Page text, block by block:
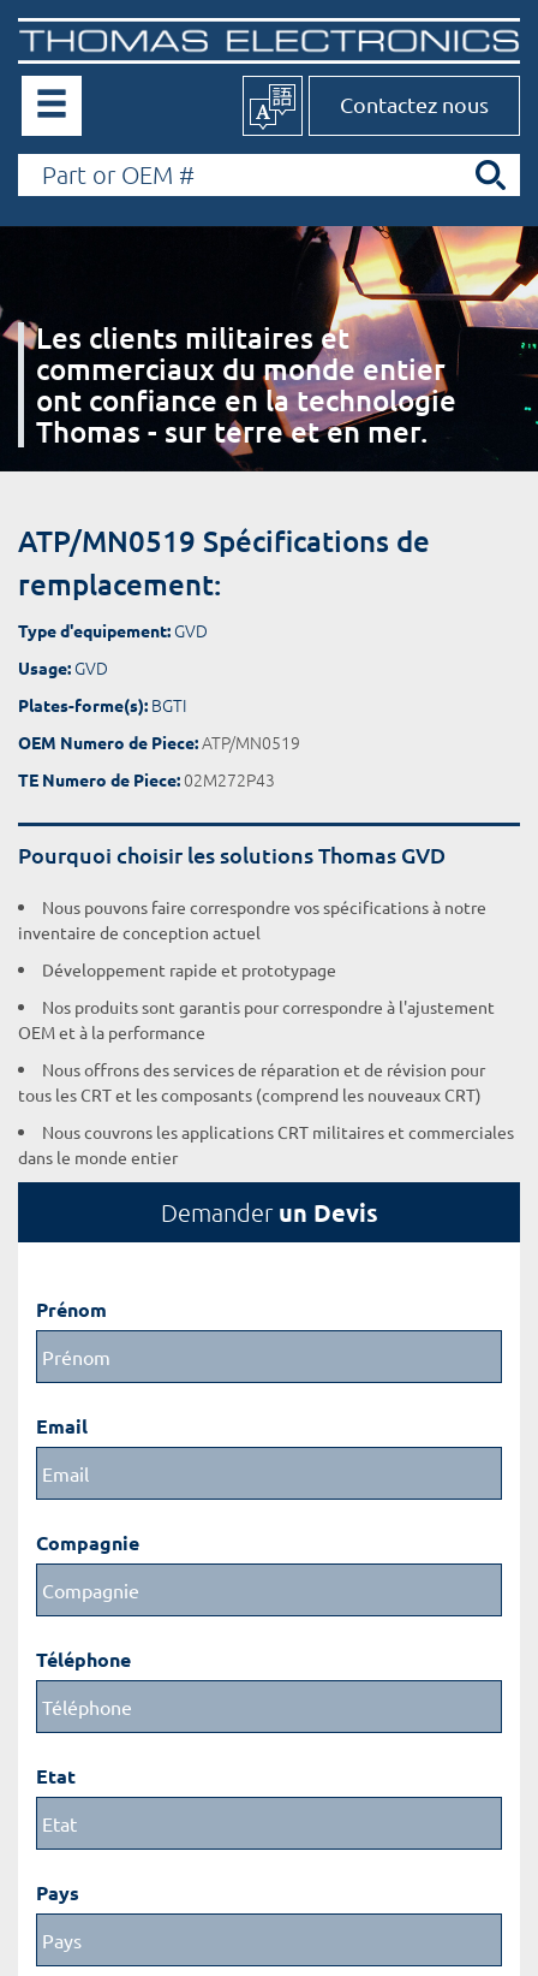
Contactez nous
Les clients militaires et
commerciaux du monde entier
ont confiance en la technologie
Thomas - sur terre et en mer.
ATP/MN0519 Spécifications de
remplacement:
Type d'equipement: GVD
Usage: GVD
Plates-forme(s): BGTI
OEM Numero de Piece:ATP/MN0519
TE Numero de Piece:02M272P43
Pourquoi choisir les solutions Thomas GVD
Nous pouvons faire correspondre vos spécifications à notre
inventaire de conception actuel
Développement rapide et prototypage
Nos produits sont garantis pour correspondre à l'ajustement
OEM et à la performance
Nous offrons des services de réparation et de révision pour
tous les CRT et les composants (comprend les nouveaux CRT)
Nous couvrons les applications CRT militaires et commerciales
dans le monde entier
Demander un Devis
Prénom
Email
Compagnie
Téléphone
Etat
Pays